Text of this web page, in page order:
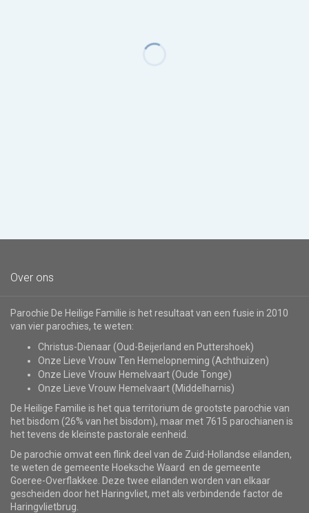
Over ons
Parochie De Heilige Familie is het resultaat van een fusie in 2010
van vier parochies, te weten:
Christus-Dienaar (Oud-Beijerland en Puttershoek)
Onze Lieve Vrouw Ten Hemelopneming (Achthuizen)
Onze Lieve Vrouw Hemelvaart (Oude Tonge)
Onze Lieve Vrouw Hemelvaart (Middelharnis)
De Heilige Familie is het qua territorium de grootste parochie van
het bisdom (26% van het bisdom), maar met 7615 parochianen is
het tevens de kleinste pastorale eenheid.
De parochie omvat een flink deel van de Zuid-Hollandse eilanden,
te weten de gemeente Hoeksche Waard en de gemeente
Goeree-Overflakkee. Deze twee eilanden worden van elkaar
gescheiden door het Haringvliet, met als verbindende factor de
Haringvlietbrug.